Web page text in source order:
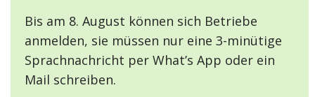
Bis am 8. August können sich Betriebe
anmelden, sie müssen nur eine 3-minütige
Sprachnachricht per What’s App oder ein
Mail schreiben.